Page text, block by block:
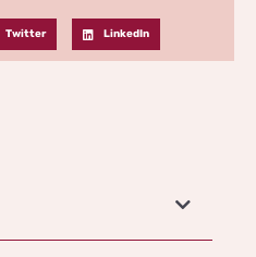
Twitter LinkedIn